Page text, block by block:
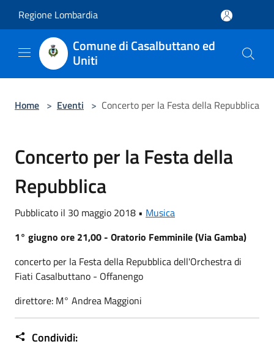
Regione Lombardia
Comune di Casalbuttano ed
Uniti
Home > Eventi > Concerto per la Festa della Repubblica
Concerto per la Festa della
Repubblica
Pubblicato il 30 maggio 2018 • Musica
1° giugno ore 21,00 - Oratorio Femminile (Via Gamba)
concerto per la Festa della Repubblica dell'Orchestra di
Fiati Casalbuttano - Offanengo
direttore: M° Andrea Maggioni
Condividi: